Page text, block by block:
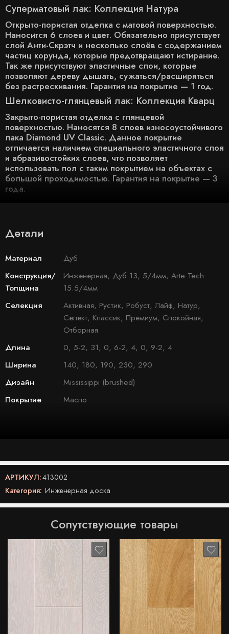
Суперматовый лак: Коллекция Натура
Открыто-пористая отделка с матовой поверхностью.
Наносится 6 слоев и цвет. Обязательно присутствует
слой Анти-Скрэтч и несколько слоёв с содержанием
частиц корунда, которые предотвращают истирание.
Так же присутствуют эластичные слои, которые
позволяют дереву дышать, сужаться/расширяться
без растрескивания. Гарантия на покрытие — 1 год.
Шелковисто-глянцевый лак: Коллекция Кварц
Закрыто-пористая отделка с глянцевой
поверхностью. Наносятся 8 слоев износоустойчивого
лака Diamond UV Classic. Данное покрытие
отличается наличием специального эластичного слоя
и абразивостойких слоев, что позволяет
использовать пол с таким покрытием на объектах с
большой проходимостью. Гарантия на покрытие — 3
года.
Детали
Материал
Дуб
Конструкция/
Толщина
Инженерная, Дуб 13, 5/4мм, Arte Tech
15.5/4мм
Селекция
Активная, Рустик, Робуст, Лайф, Натур,
Селект, Классик, Премиум, Спокойная,
Отборная
Длина
0, 5-2, 31, 0, 6-2, 4, 0, 9-2, 4
Ширина
140, 180, 190, 230, 290
Дизайн
Mississippi (brushed)
Покрытие
Масло
АРТИКУЛ:413002
Категория: Инженерная доска
Сопутствующие товары